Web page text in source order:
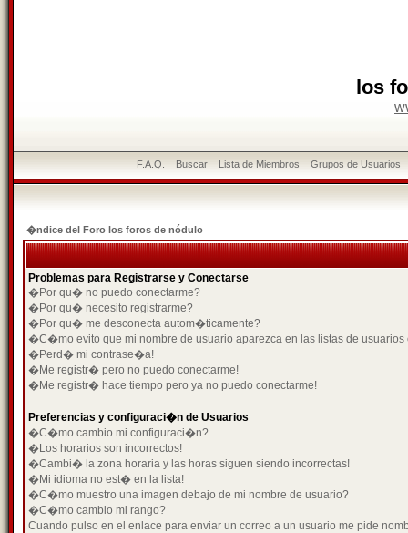
los
F.A.Q. Buscar Lista de Miembros Grupos de Usuarios
�ndice del Foro los foros de nódulo
Problemas para Registrarse y Conectarse
�Por qu� no puedo conectarme?
�Por qu� necesito registrarme?
�Por qu� me desconecta autom�ticamente?
�C�mo evito que mi nombre de usuario aparezca en las listas de usuarios
�Perd� mi contrase�a!
�Me registr� pero no puedo conectarme!
�Me registr� hace tiempo pero ya no puedo conectarme!
Preferencias y configuraci�n de Usuarios
�C�mo cambio mi configuraci�n?
�Los horarios son incorrectos!
�Cambi� la zona horaria y las horas siguen siendo incorrectas!
�Mi idioma no est� en la lista!
�C�mo muestro una imagen debajo de mi nombre de usuario?
�C�mo cambio mi rango?
Cuando pulso en el enlace para enviar un correo a un usuario me pide